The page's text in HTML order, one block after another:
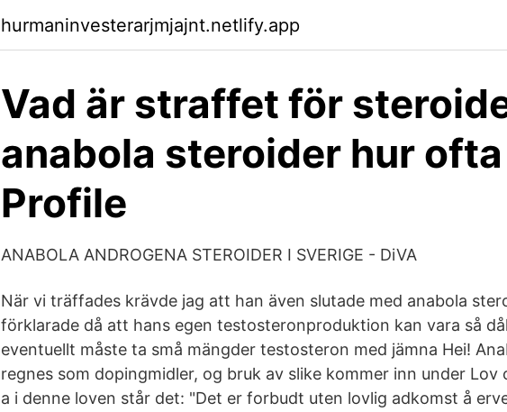
hurmaninvesterarjmjajnt.netlify.app
Vad är straffet för
anabola steroider hur ofta
Profile
ANABOLA ANDROGENA STEROIDER I SVERIGE - DiVA
När vi träffades krävde jag att han även slutade med anabola
förklarade då att hans egen testosteronproduktion kan vara så
eventuellt måste ta små mängder testosteron med jämna Hei!
regnes som dopingmidler, og bruk av slike kommer inn under Lov
a i denne loven står det: "Det er forbudt uten lovlig adkomst å